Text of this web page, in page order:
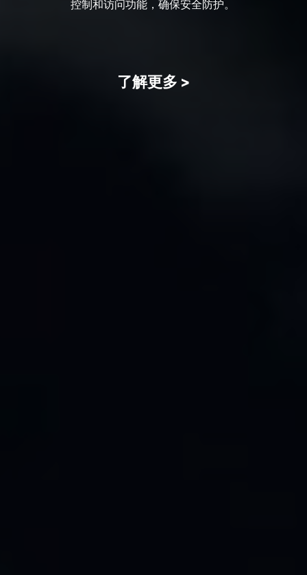
控制和访问功能，确保安全防护。
了解更多 >